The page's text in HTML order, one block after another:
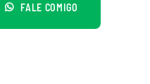
FALE COMIGO